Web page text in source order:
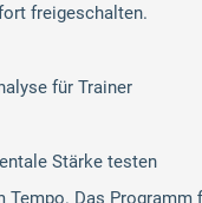
freigeschalten.
für Trainer
Stärke testen
Tempo. Das Programm